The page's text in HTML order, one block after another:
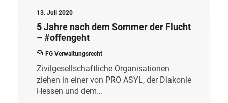
13. Juli 2020
5 Jahre nach dem Sommer der Flucht
– #offengeht
FG Verwaltungsrecht
Zivilgesellschaftliche Organisationen
ziehen in einer von PRO ASYL, der Diakonie
Hessen und dem…